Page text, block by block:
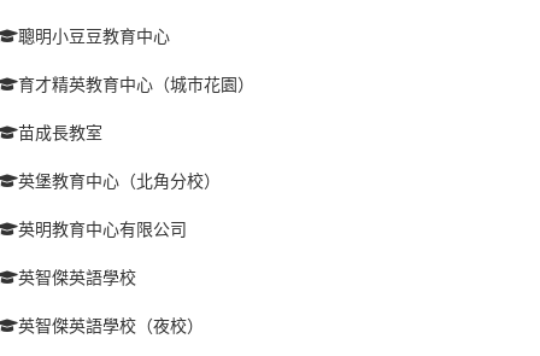
聰明小豆豆教育中心
育才精英教育中心（城巿花園）
苗成長教室
英堡教育中心（北角分校）
英明教育中心有限公司
英智傑英語學校
英智傑英語學校（夜校）